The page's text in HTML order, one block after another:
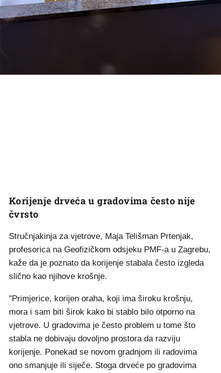
Korijenje drveća u gradovima često nije
čvrsto
Stručnjakinja za vjetrove, Maja Telišman Prtenjak,
profesorica na Geofizičkom odsjeku PMF-a u Zagrebu,
kaže da je poznato da korijenje stabala često izgleda
slično kao njihove krošnje.
"Primjerice, korijen oraha, koji ima široku krošnju,
mora i sam biti širok kako bi stablo bilo otporno na
vjetrove. U gradovima je često problem u tome što
stabla ne dobivaju dovoljno prostora da razviju
korijenje. Ponekad se novom gradnjom ili radovima
ono smanjuje ili siječe. Stoga drveće po gradovima